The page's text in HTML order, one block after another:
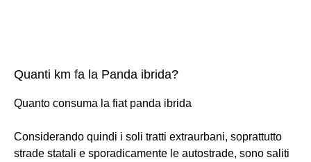
Quanti km fa la Panda ibrida?
Quanto consuma la fiat panda ibrida
Considerando quindi i soli tratti extraurbani, soprattutto
strade statali e sporadicamente le autostrade, sono saliti